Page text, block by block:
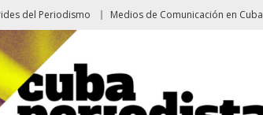
del Periodismo Medios de Comunicación en Cuba